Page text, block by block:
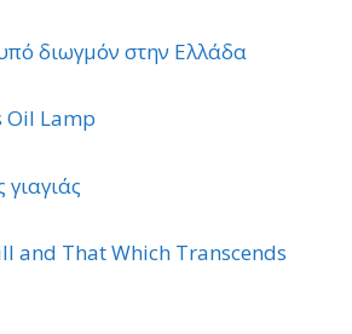
διωγμόν στην Ελλάδα
Oil Lamp
and That Which Transcends